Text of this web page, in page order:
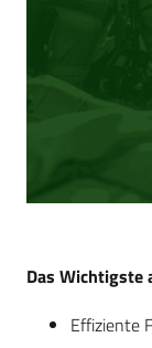
Das Wichtigste
Effiziente